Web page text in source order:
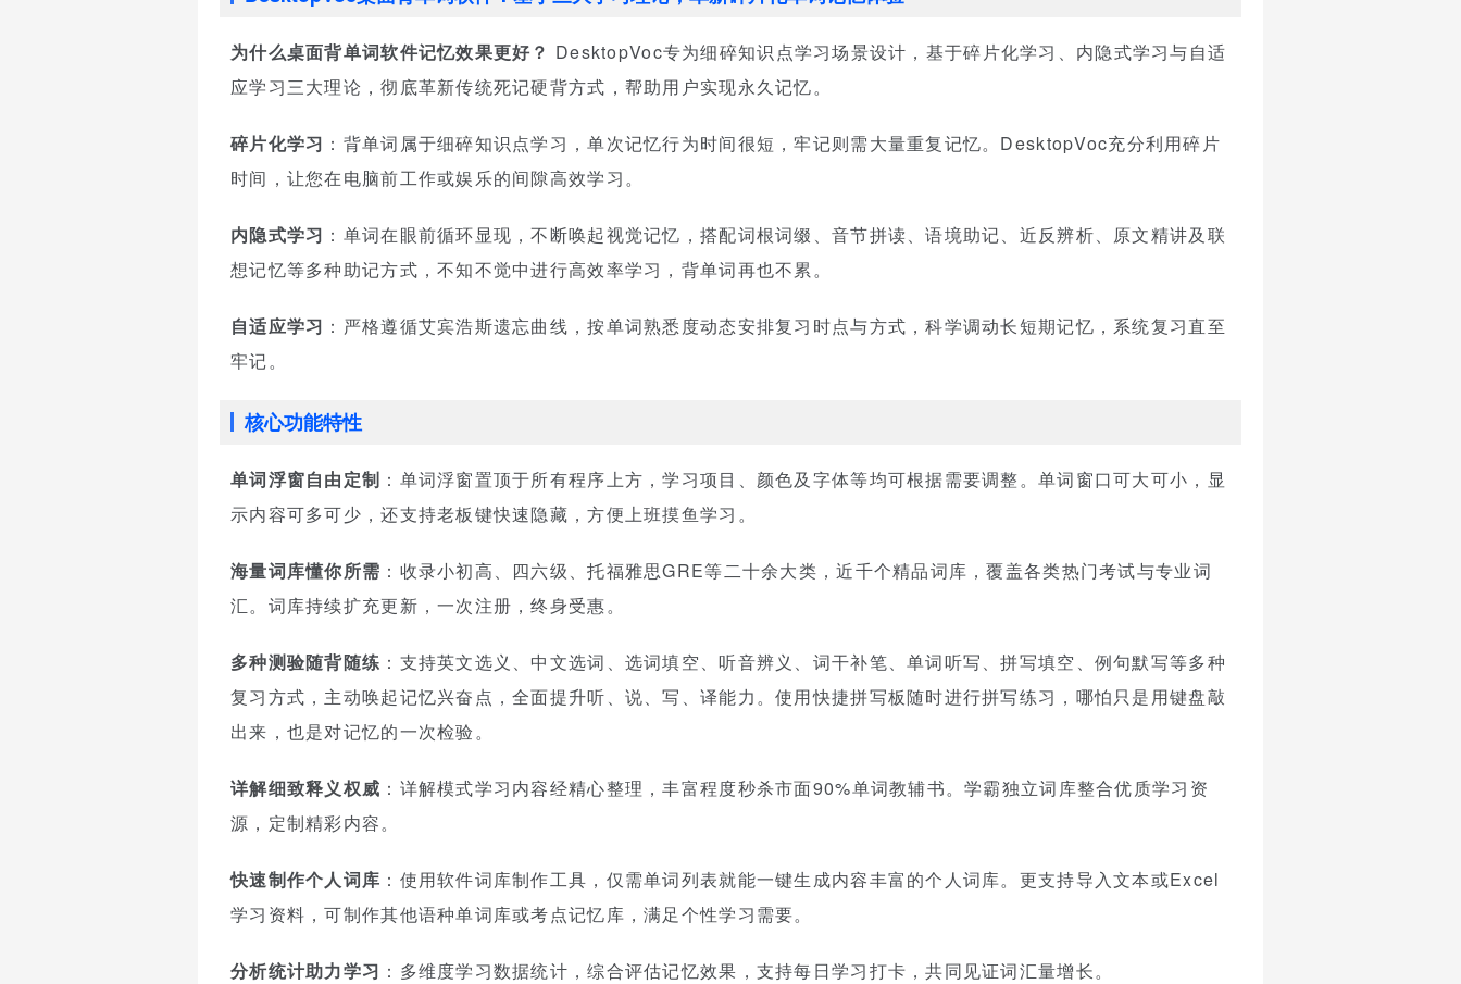
为什么桌面背单词软件记忆效果更好？ DesktopVoc专为细碎知识点学习场景设计，基于碎片化学习、内隐式学习与自适
应学习三大理论，彻底革新传统死记硬背方式，帮助用户实现永久记忆。
碎片化学习 ：背单词属于细碎知识点学习，单次记忆行为时间很短，牢记则需大量重复记忆。DesktopVoc充分利用碎片
时间，让您在电脑前工作或娱乐的间隙高效学习。
内隐式学习 ：单词在眼前循环显现，不断唤起视觉记忆，搭配词根词缀、音节拼读、语境助记、近反辨析、原文精讲及联
想记忆等多种助记方式，不知不觉中进行高效率学习，背单词再也不累。
自适应学习 ：严格遵循艾宾浩斯遗忘曲线，按单词熟悉度动态安排复习时点与方式，科学调动长短期记忆，系统复习直至
牢记。
核心功能特性
单词浮窗自由定制 ：单词浮窗置顶于所有程序上方，学习项目、颜色及字体等均可根据需要调整。单词窗口可大可小，显
示内容可多可少，还支持老板键快速隐藏，方便上班摸鱼学习。
海量词库懂你所需 ：收录小初高、四六级、托福雅思GRE等二十余大类，近千个精品词库，覆盖各类热门考试与专业词
汇。词库持续扩充更新，一次注册，终身受惠。
多种测验随背随练 ：支持英文选义、中文选词、选词填空、听音辨义、词干补笔、单词听写、拼写填空、例句默写等多种
复习方式，主动唤起记忆兴奋点，全面提升听、说、写、译能力。使用快捷拼写板随时进行拼写练习，哪怕只是用键盘敲
出来，也是对记忆的一次检验。
详解细致释义权威 ：详解模式学习内容经精心整理，丰富程度秒杀市面90%单词教辅书。学霸独立词库整合优质学习资
源，定制精彩内容。
快速制作个人词库 ：使用软件词库制作工具，仅需单词列表就能一键生成内容丰富的个人词库。更支持导入文本或Excel
学习资料，可制作其他语种单词库或考点记忆库，满足个性学习需要。
分析统计助力学习 ：多维度学习数据统计，综合评估记忆效果，支持每日学习打卡，共同见证词汇量增长。